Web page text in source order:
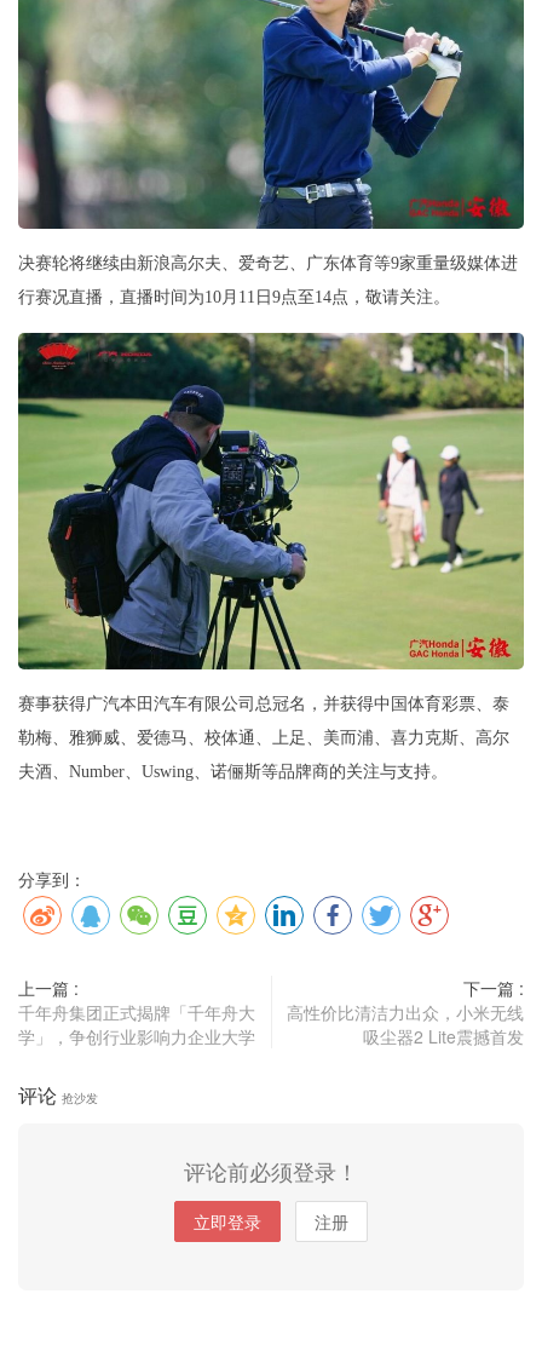
决赛轮将继续由新浪高尔夫、爱奇艺、广东体育等9家重量级媒体进
行赛况直播，直播时间为10月11日9点至14点，敬请关注。
赛事获得广汽本田汽车有限公司总冠名，并获得中国体育彩票、泰
勒梅、雅狮威、爱德马、校体通、上足、美而浦、喜力克斯、高尔
夫酒、Number、Uswing、诺俪斯等品牌商的关注与支持。
分享到：
上一篇 :
千年舟集团正式揭牌「千年舟大
学」，争创行业影响力企业大学
下一篇 :
高性价比清洁力出众，小米无线
吸尘器2 Lite震撼首发
评论 抢沙发
评论前必须登录！
立即登录 注册